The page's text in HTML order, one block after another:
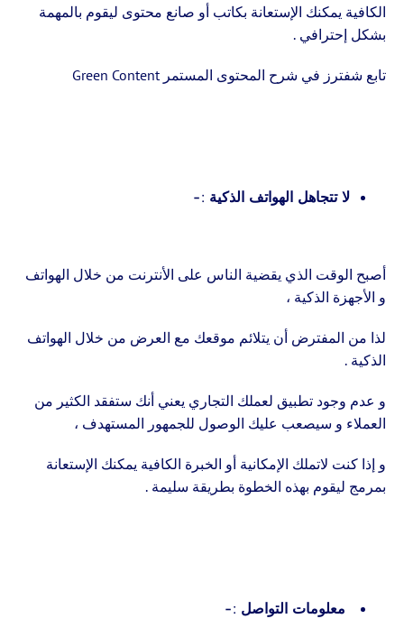
الكافية يمكنك الإستعانة بكاتب أو صانع محتوى ليقوم بالمهمة
بشكل إحترافي .
تابع شفترز في شرح المحتوى المستمر Green Content
لا تتجاهل الهواتف الذكية :-
أصبح الوقت الذي يقضية الناس على الأنترنت من خلال الهواتف
و الأجهزة الذكية ،
لذا من المفترض أن يتلائم موقعك مع العرض من خلال الهواتف
الذكية .
و عدم وجود تطبيق لعملك التجاري يعني أنك ستفقد الكثير من
العملاء و سيصعب عليك الوصول للجمهور المستهدف ،
و إذا كنت لاتملك الإمكانية أو الخبرة الكافية يمكنك الإستعانة
بمرمج ليقوم بهذه الخطوة بطريقة سليمة .
معلومات التواصل :-